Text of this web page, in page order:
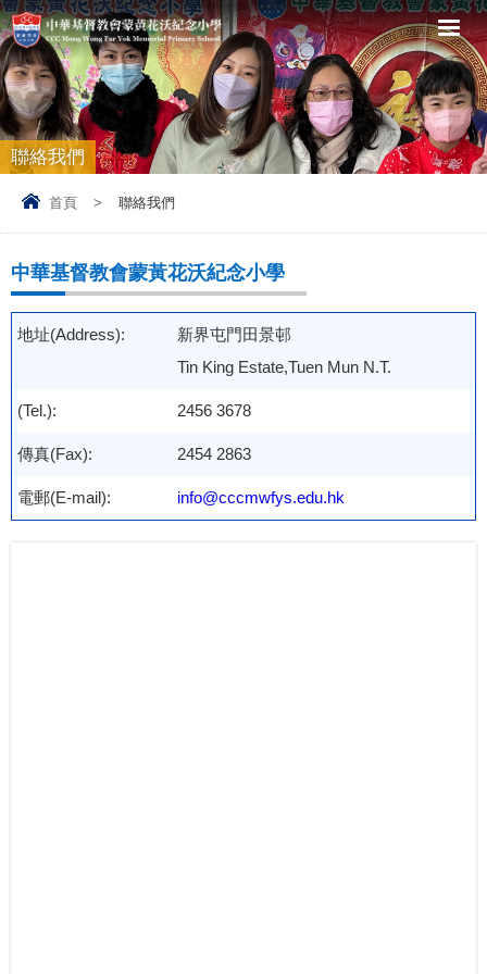
聯絡我們
首頁 > 聯絡我們
中華基督教會蒙黃花沃紀念小學
地址(Address):
新界屯門田景邨
Tin King Estate,Tuen Mun N.T.
(Tel.): 2456 3678
傳真(Fax): 2454 2863
電郵(E-mail): info@cccmwfys.edu.hk